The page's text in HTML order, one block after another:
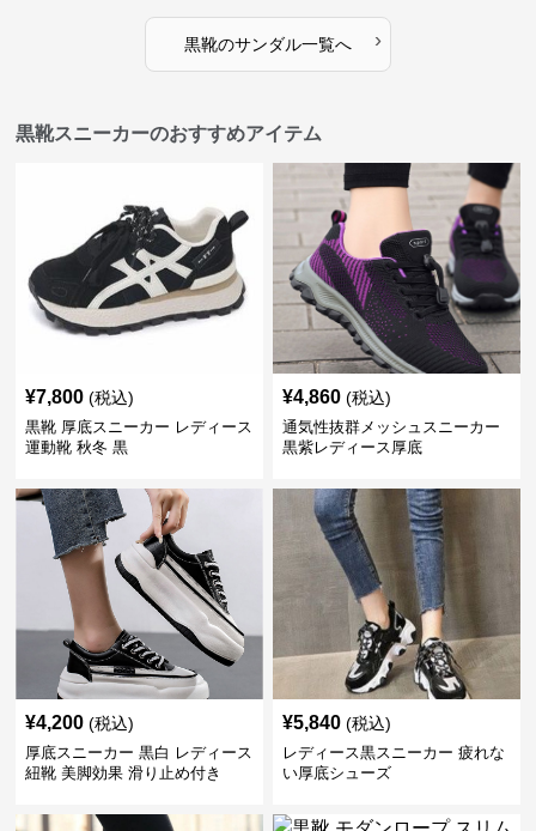
黒靴のサンダル一覧へ ›
黒靴スニーカーのおすすめアイテム
¥7,800 (税込)
黒靴 厚底スニーカー レディース
運動靴 秋冬 黒
¥4,860 (税込)
通気性抜群メッシュスニーカー
黒紫レディース厚底
¥4,200 (税込)
厚底スニーカー 黒白 レディース
紐靴 美脚効果 滑り止め付き
¥5,840 (税込)
レディース黒スニーカー 疲れな
い厚底シューズ